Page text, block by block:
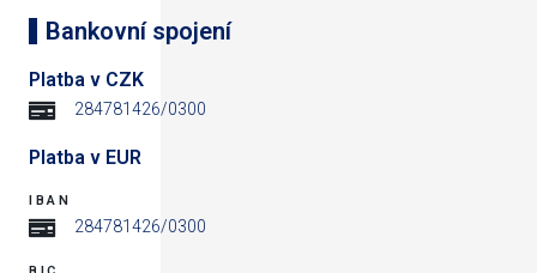
Bankovní spojení
Platba v CZK
284781426/0300
Platba v EUR
IBAN
284781426/0300